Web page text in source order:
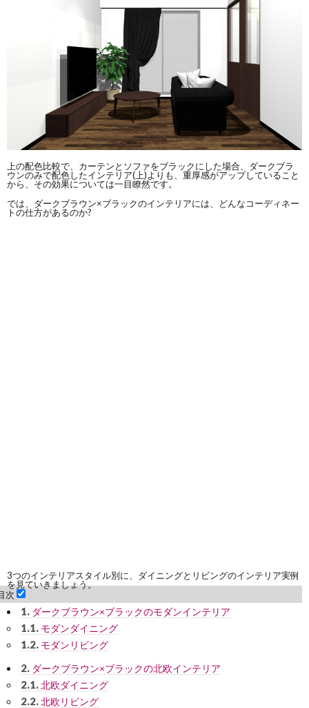
上の配色比較で、カーテンとソファをブラックにした場合、ダークブラ
ウンのみで配色したインテリア(上)よりも、重厚感がアップしていること
から、その効果については一目瞭然です。
では、ダークブラウン×ブラックのインテリアには、どんなコーディネー
トの仕方があるのか?
3つのインテリアスタイル別に、ダイニングとリビングのインテリア実例
を見ていきましょう。
次
1. ダークブラウン×ブラックのモダンインテリア
1.1. モダンダイニング
1.2. モダンリビング
2. ダークブラウン×ブラックの北欧インテリア
2.1.北欧ダイニング
2.2.北欧リビング